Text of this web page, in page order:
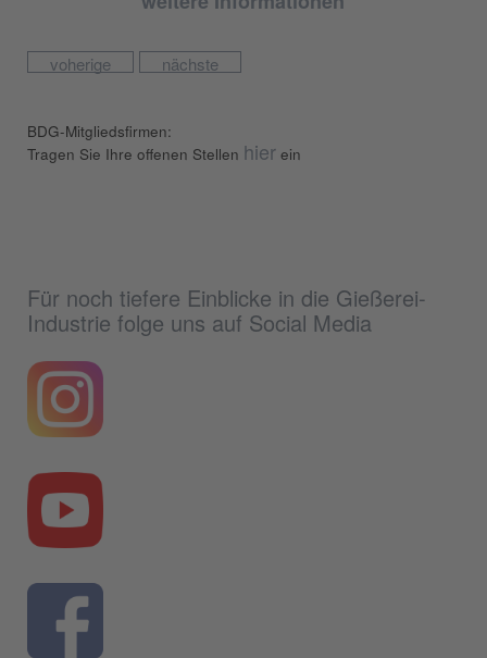
voherige nächste
BDG-Mitgliedsfirmen:
Tragen Sie Ihre offenen Stellen hier ein
Für noch tiefere Einblicke in die Gießerei-
Industrie folge uns auf Social Media